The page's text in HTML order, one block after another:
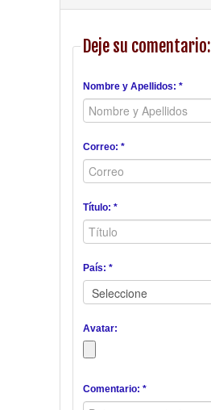
Deje su comentario:
Nombre y Apellidos: *
Correo: *
Título: *
País: *
Avatar:
Comentario: *